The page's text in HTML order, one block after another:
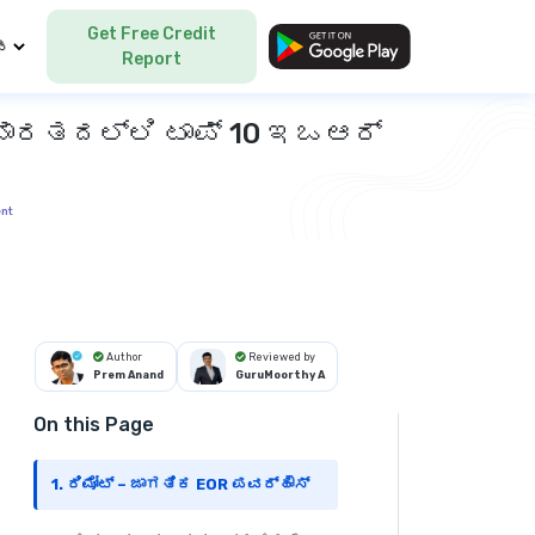
Get Free Credit
Report
ಟಾಪ್ 10 ಇಒಆರ್
Author
Prem Anand
Reviewed by
GuruMoorthy A
On this Page
1. ರಿಮೋಟ್ – ಜಾಗತಿಕ EOR ಪವರ್‌ಹೌಸ್